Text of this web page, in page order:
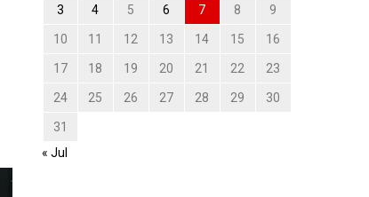
3 4 5 6 7 8 9
10 11 12 13 14 15 16
17 18 19 20 21 22 23
24 25 26 27 28 29 30
31
« Jul